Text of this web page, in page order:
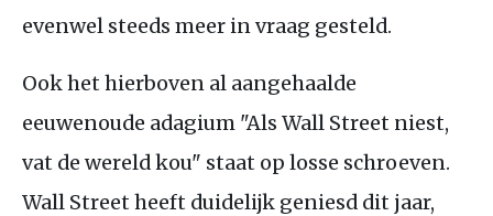
evenwel steeds meer in vraag gesteld.
Ook het hierboven al aangehaalde
eeuwenoude adagium "Als Wall Street niest,
vat de wereld kou" staat op losse schroeven.
Wall Street heeft duidelijk geniesd dit jaar,